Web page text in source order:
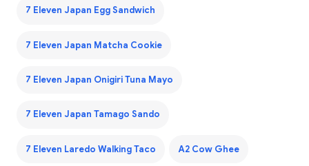
7 Eleven Japan Egg Sandwich
7 Eleven Japan Matcha Cookie
7 Eleven Japan Onigiri Tuna Mayo
7 Eleven Japan Tamago Sando
7 Eleven Laredo Walking Taco A2 Cow Ghee